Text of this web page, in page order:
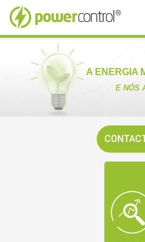
A ENERGIA
E NÓS